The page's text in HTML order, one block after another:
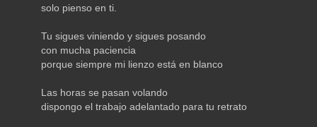
solo pienso en ti.
Tu sigues viniendo y sigues posando
con mucha paciencia
porque siempre mi lienzo está en blanco
Las horas se pasan volando
dispongo el trabajo adelantado para tu retrato